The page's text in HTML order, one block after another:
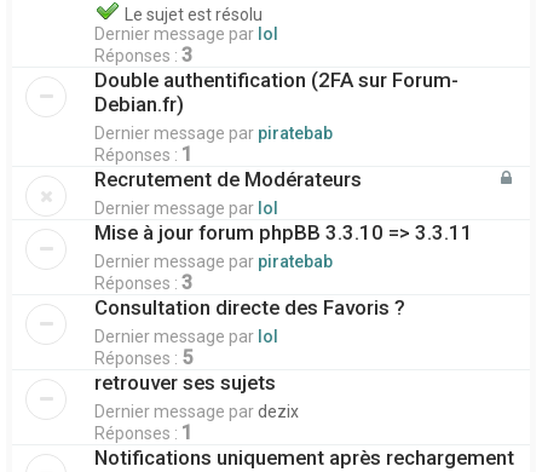
Le sujet est résolu
Dernier message par lol
Réponses : 3
Double authentification (2FA sur Forum-
Debian.fr)
Dernier message par piratebab
Réponses : 1
Recrutement de Modérateurs
Dernier message par lol
Mise à jour forum phpBB 3.3.10 => 3.3.11
Dernier message par piratebab
Réponses : 3
Consultation directe des Favoris ?
Dernier message par lol
Réponses : 5
retrouver ses sujets
Dernier message pardezix
Réponses : 1
Notifications uniquement après rechargement